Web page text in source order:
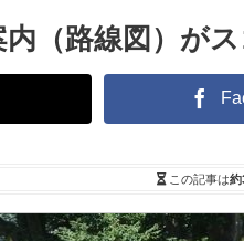
（路線図）がス
この記事は約